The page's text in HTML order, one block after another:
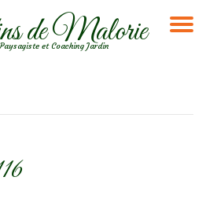
de Malorie
et Coaching Jardin